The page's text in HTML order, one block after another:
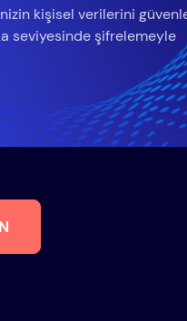
kişisel verilerini
seviyesinde şifrelemeyle